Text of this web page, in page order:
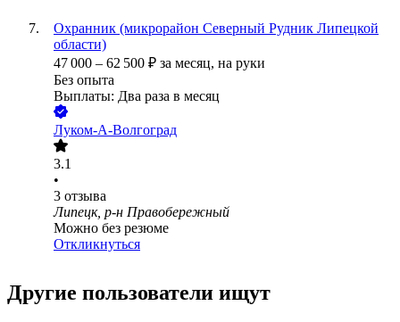
Охранник (микрорайон Северный Рудник Липецкой
области)
47 000 – 62 500 ₽ за месяц, на руки
Без опыта
Выплаты: Два раза в месяц
Луком-А-Волгоград
3.1
•
3 отзыва
Липецк, р-н Правобережный
Можно без резюме
Откликнуться
Другие пользователи ищут